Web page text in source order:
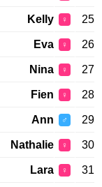
25
♀
Kelly
26
♀
Eva
27
♀
Nina
28
♀
Fien
29
♂
Ann
30
♀
Nathalie
31
♀
Lara